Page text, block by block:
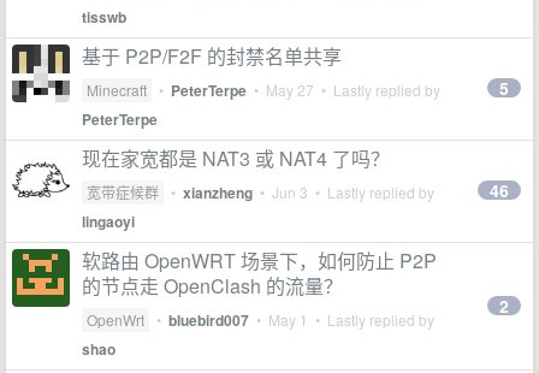
tisswb
基于 P2P/F2F 的封禁名单共享
Minecraft • PeterTerpe • May 27 • Lastly replied by
PeterTerpe
5
现在家宽都是 NAT3 或 NAT4 了吗？
宽带症候群 • xianzheng • Jun 3 • Lastly replied by
lingaoyi
46
软路由 OpenWRT 场景下，如何防止 P2P
的节点走 OpenClash 的流量？
OpenWrt • bluebird007 • May 1 • Lastly replied by
shao
2